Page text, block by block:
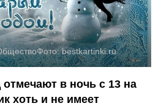
Фото:bestkartinki.ru
в ночь с 13 на
хоть и не имеет